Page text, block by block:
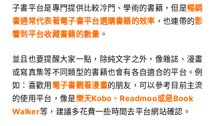
子書平台是專門提供比較冷門、學術的書籍，但是暢銷
書通常代表著電子書平台選購書籍的效率 ，也連帶的影
響到平台收藏書籍的數量 。
並且也要提醒大家一點，除純文字之外，像雜誌、漫畫
或寫真集等不同類型的書籍也會有各自適合的平台。例
如：喜歡用 電子書觀看漫畫的朋友，可以參考目前主流
的使用平台，像是樂天Kobo、Readmoo或是Book
Walker等，建議多花費一些時間去平台網站確認。